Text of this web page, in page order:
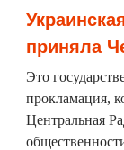
приняла
Это
прокламация,
Центральная